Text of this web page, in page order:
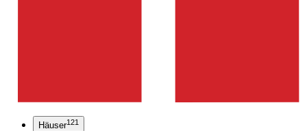
Häuser121